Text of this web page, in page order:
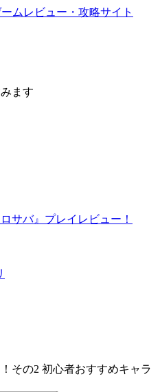
ます
サバ』プレイレビュー！
その2 初心者おすすめキャラ